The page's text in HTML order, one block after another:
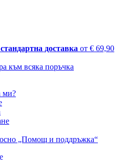
доставка от € 69,90
към всяка поръчка
ми?
„Помощ и поддръжка“